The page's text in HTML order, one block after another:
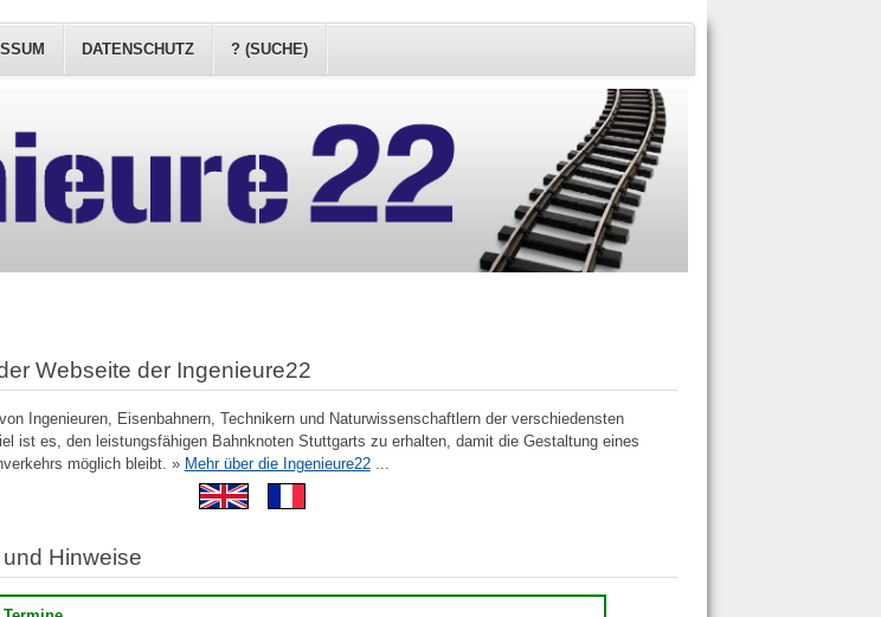
DATENSCHUTZ ? (SUCHE)
Webseite der Ingenieure22
Ingenieuren, Eisenbahnern, Technikern und Naturwissenschaftlern der verschiedensten
ist es, den leistungsfähigen Bahnknoten Stuttgarts zu erhalten, damit die Gestaltung eines
möglich bleibt. » Mehr über die Ingenieure22...
Hinweise